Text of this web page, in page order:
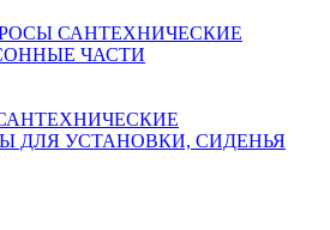
САНТЕХНИЧЕСКИЕ
ЧАСТИ
ДЛЯ УСТАНОВКИ, СИДЕНЬЯ